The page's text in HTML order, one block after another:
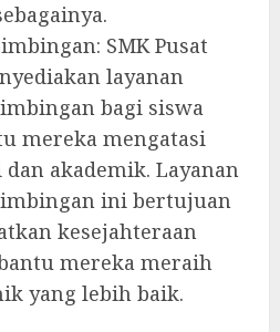
SMK Pusat
layanan
bagi siswa
mereka mengatasi
akademik. Layanan
ini bertujuan
kesejahteraan
mereka meraih
yang lebih baik.